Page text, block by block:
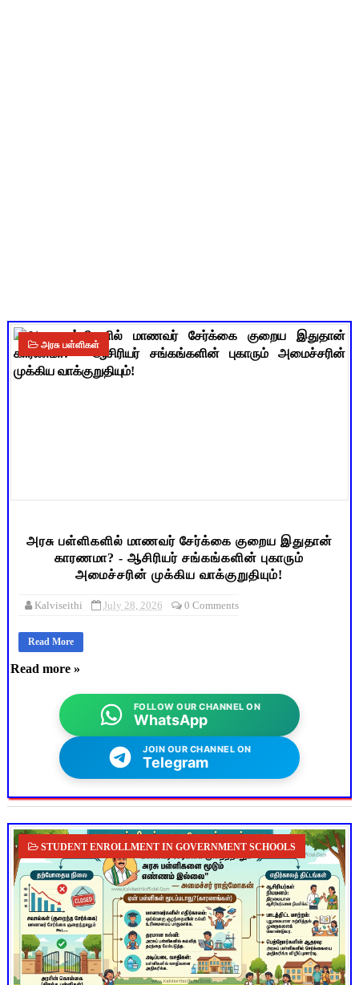
அரசு பள்ளிகள்
அரசு பள்ளிகளில் மாணவர் சேர்க்கை குறைய இதுதான்
காரணமா? - ஆசிரியர் சங்கங்களின் புகாரும்
அமைச்சரின் முக்கிய வாக்குறுதியும்!
Kalviseithi July 28, 2026 0 Comments
Read More
Read more »
FOLLOW OUR CHANNEL ON
WhatsApp
JOIN OUR CHANNEL ON
Telegram
STUDENT ENROLLMENT IN GOVERNMENT SCHOOLS